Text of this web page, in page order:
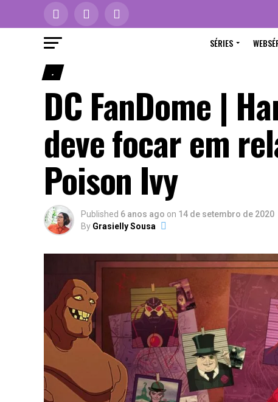
SÉRIES
.
DC FanDome |
deve focar em
Poison Ivy
Published 6 anos ago on 14 de setembro de 2020
By Grasielly Sousa